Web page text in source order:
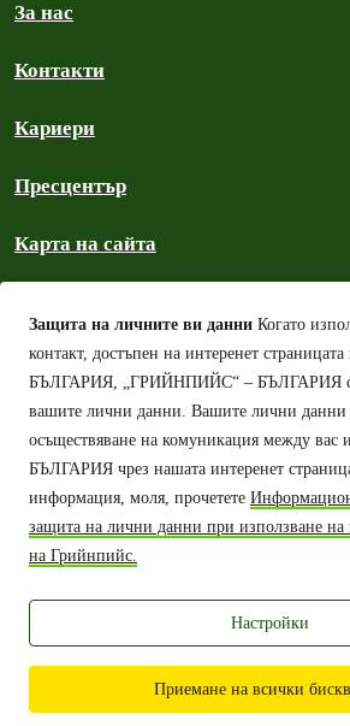
Защита на личните ви данни Когато
контакт, достъпен на интеренет
БЪЛГАРИЯ, „ГРИЙНПИЙС“ – БЪЛГАРИЯ
вашите лични данни. Вашите лични данни
осъществяване на комуникация между
БЪЛГАРИЯ чрез нашата интеренет
информация, моля, прочетете
защита на лични данни при използване на
на Грийнпийс.
Настройки
Приемане на всички
За нас
Контакти
Кариери
Пресцентър
Карта на сайта
Архив на „Грийнпийс“ – България
Авторско право
Политика за защита на личните
Защита на личните данни –
„Грийнпийс“ – България 2026
Освен ако не еупоменато друго,